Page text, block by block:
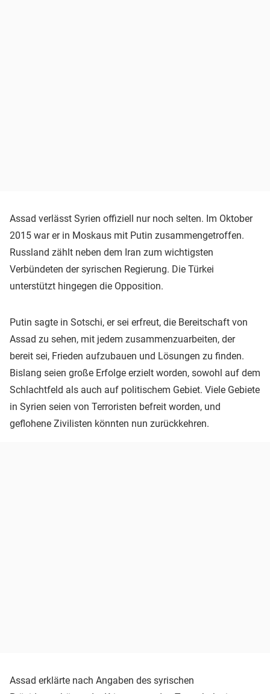
Assad verlässt Syrien offiziell nur noch selten. Im Oktober
2015 war er in Moskaus mit Putin zusammengetroffen.
Russland zählt neben dem Iran zum wichtigsten
Verbündeten der syrischen Regierung. Die Türkei
unterstützt hingegen die Opposition.
Putin sagte in Sotschi, er sei erfreut, die Bereitschaft von
Assad zu sehen, mit jedem zusammenzuarbeiten, der
bereit sei, Frieden aufzubauen und Lösungen zu finden.
Bislang seien große Erfolge erzielt worden, sowohl auf dem
Schlachtfeld als auch auf politischem Gebiet. Viele Gebiete
in Syrien seien von Terroristen befreit worden, und
geflohene Zivilisten könnten nun zurückkehren.
Assad erklärte nach Angaben des syrischen